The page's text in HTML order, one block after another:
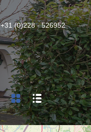
+31 (0)228 - 526952